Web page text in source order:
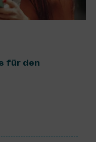
für den